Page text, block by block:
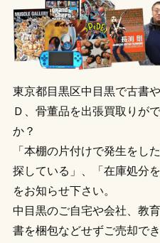
東京都目黒区中目黒で古書
Ｄ、骨董品を出張買取りが
か？
「本棚の片付けで発生をし
探している」、「在庫処分
をお知らせ下さい。
中目黒のご自宅や会社、教
書を梱包などせずご売却で